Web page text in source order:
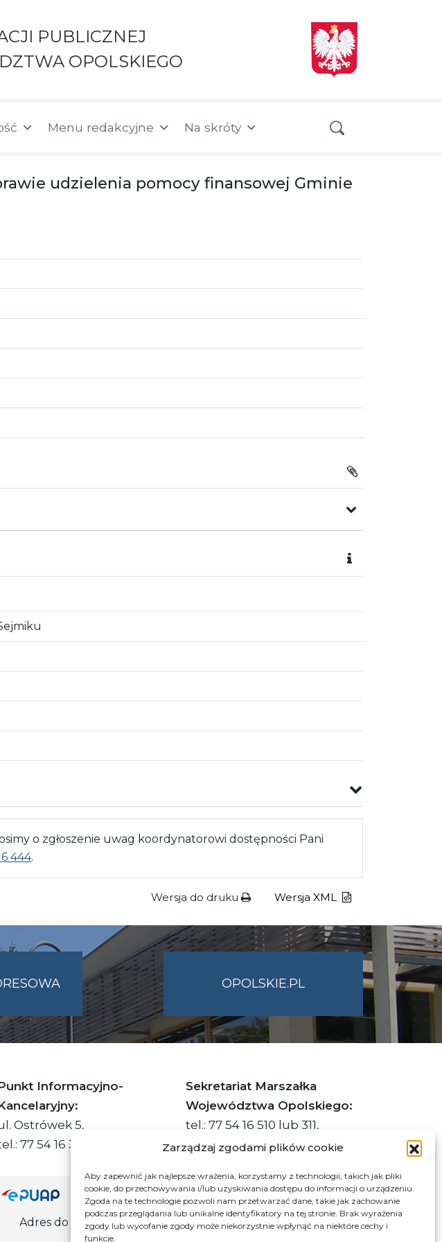
Zarządzaj zgodami plików cookie
Aby zapewnić jak najlepsze wrażenia, korzystamy z technologii, takich jak pliki
cookie, do przechowywania i/lub uzyskiwania dostępu do informacji o urządzeniu.
Zgoda na te technologie pozwoli nam przetwarzać dane, takie jak zachowanie
podczas przeglądania lub unikalne identyfikatory na tej stronie. Brak wyrażenia
zgody lub wycofanie zgody może niekorzystnie wpłynąć na niektóre cechy i
funkcje.
PUBLICZNEJ
OPOLSKIEGO
Menu redakcyjne Na skróty
udzielenia pomocy finansowej Gminie
o zgłoszenie uwag koordynatorowi dostępności Pani
444.
Wersja do druku Wersja XML
OPOLSKIE.PL
Informacyjno-
Ostrówek 5,
77 54 16 332
Sekretariat Marszałka
Województwa Opolskiego:
tel.: 77 54 16 510 lub 311,
faks: 77 54 16 512
Adres ePUAP Urzędu: /q877fxtk55/SkrytkaESP
Urzędu: AE:PL-66703-73759-IGTUV-14